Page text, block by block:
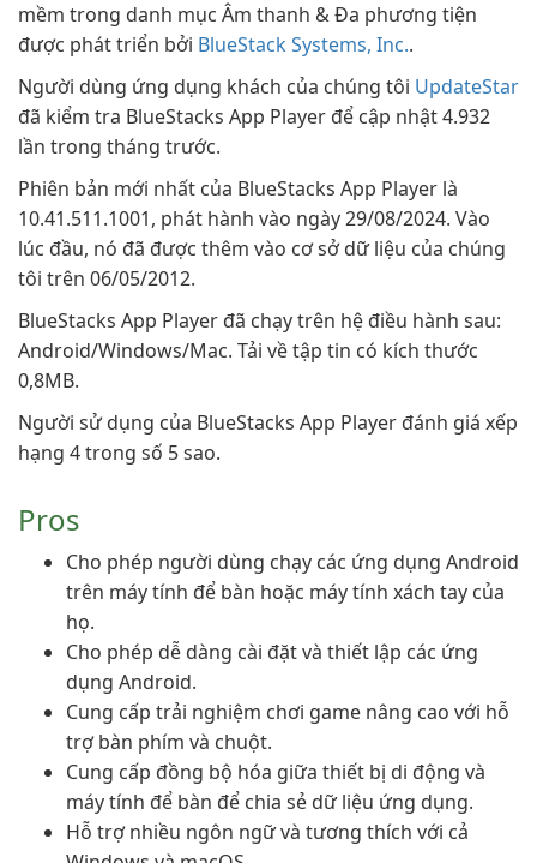
mềm trong danh mục Âm thanh & Đa phương tiện
được phát triển bởi BlueStack Systems, Inc..
Người dùng ứng dụng khách của chúng tôi UpdateStar
đã kiểm tra BlueStacks App Player để cập nhật 4.932
lần trong tháng trước.
Phiên bản mới nhất của BlueStacks App Player là
10.41.511.1001, phát hành vào ngày 29/08/2024. Vào
lúc đầu, nó đã được thêm vào cơ sở dữ liệu của chúng
tôi trên 06/05/2012.
BlueStacks App Player đã chạy trên hệ điều hành sau:
Android/Windows/Mac. Tải về tập tin có kích thước
0,8MB.
Người sử dụng của BlueStacks App Player đánh giá xếp
hạng 4 trong số 5 sao.
Pros
Cho phép người dùng chạy các ứng dụng Android
trên máy tính để bàn hoặc máy tính xách tay của
họ.
Cho phép dễ dàng cài đặt và thiết lập các ứng
dụng Android.
Cung cấp trải nghiệm chơi game nâng cao với hỗ
trợ bàn phím và chuột.
Cung cấp đồng bộ hóa giữa thiết bị di động và
máy tính để bàn để chia sẻ dữ liệu ứng dụng.
Hỗ trợ nhiều ngôn ngữ và tương thích với cả